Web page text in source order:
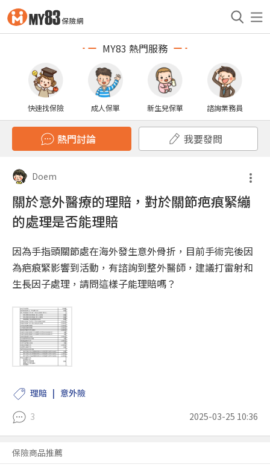
MY83 熱門服務
快速找保險 成人保單 新生兒保單 諮詢業務員
熱門討論 我要發問
Doem
關於意外醫療的理賠，對於關節疤痕緊繃
的處理是否能理賠
因為手指頭關節處在海外發生意外骨折，目前手術完後因
為疤痕緊影響到活動，有諮詢到整外醫師，建議打雷射和
生長因子處理，請問這樣子能理賠嗎？
理賠
意外險
3
2025-03-25 10:36
保險商品推薦